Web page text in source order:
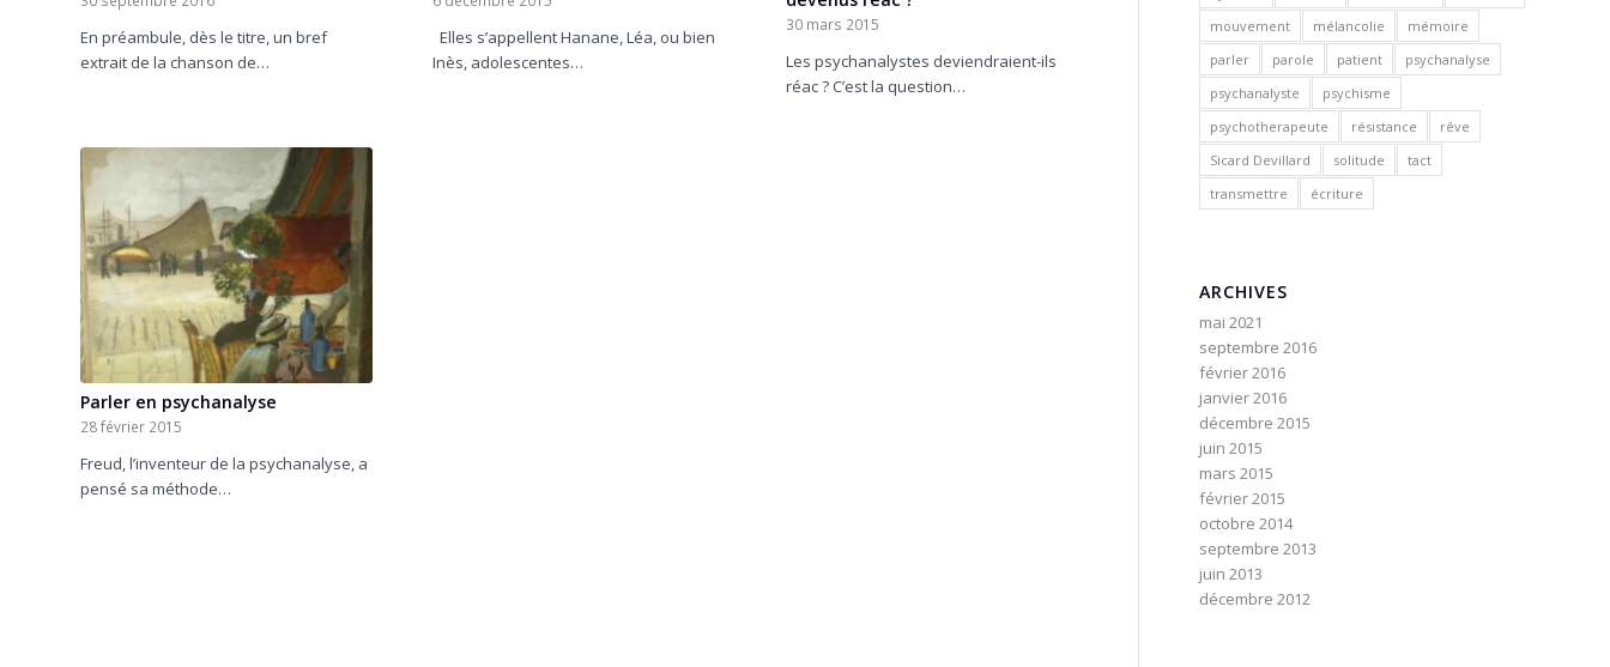
En préambule, dès le titre, un bref
extrait de la chanson de…
Elles s’appellent Hanane, Léa, ou bien
Inès, adolescentes…
30 mars 2015
Les psychanalystes deviendraient-ils
réac ? C’est la question…
Parler en psychanalyse
28 février 2015
Freud, l’inventeur de la psychanalyse, a
pensé sa méthode…
mouvement
mélancolie
mémoire
parler
parole patient
psychanalyse
psychanalyste
psychisme
psychotherapeute
résistance
rêve
Sicard Devillard
solitude
tact
transmettre
écriture
ARCHIVES
mai 2021
septembre 2016
février 2016
janvier 2016
décembre 2015
juin 2015
mars 2015
février 2015
octobre 2014
septembre 2013
juin 2013
décembre 2012